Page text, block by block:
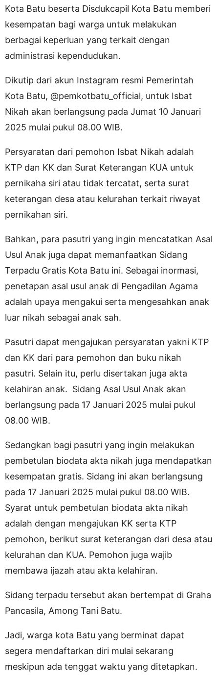
Kota Batu beserta Disdukcapil Kota Batu memberi
kesempatan bagi warga untuk melakukan
berbagai keperluan yang terkait dengan
administrasi kependudukan.
Dikutip dari akun Instagram resmi Pemerintah
Kota Batu, @pemkotbatu_official, untuk Isbat
Nikah akan berlangsung pada Jumat 10 Januari
2025 mulai pukul 08.00 WIB.
Persyaratan dari pemohon Isbat Nikah adalah
KTP dan KK dan Surat Keterangan KUA untuk
pernikaha siri atau tidak tercatat, serta surat
keterangan desa atau kelurahan terkait riwayat
pernikahan siri.
Bahkan, para pasutri yang ingin mencatatkan Asal
Usul Anak juga dapat memanfaatkan Sidang
Terpadu Gratis Kota Batu ini. Sebagai inormasi,
penetapan asal usul anak di Pengadilan Agama
adalah upaya mengakui serta mengesahkan anak
luar nikah sebagai anak sah.
Pasutri dapat mengajukan persyaratan yakni KTP
dan KK dari para pemohon dan buku nikah
pasutri. Selain itu, perlu disertakan juga akta
kelahiran anak. Sidang Asal Usul Anak akan
berlangsung pada 17 Januari 2025 mulai pukul
08.00 WIB.
Sedangkan bagi pasutri yang ingin melakukan
pembetulan biodata akta nikah juga mendapatkan
kesempatan gratis. Sidang ini akan berlangsung
pada 17 Januari 2025 mulai pukul 08.00 WIB.
Syarat untuk pembetulan biodata akta nikah
adalah dengan mengajukan KK serta KTP
pemohon, berikut surat keterangan dari desa atau
kelurahan dan KUA. Pemohon juga wajib
membawa ijazah atau akta kelahiran.
Sidang terpadu tersebut akan bertempat di Graha
Pancasila, Among Tani Batu.
Jadi, warga kota Batu yang berminat dapat
segera mendaftarkan diri mulai sekarang
meskipun ada tenggat waktu yang ditetapkan.